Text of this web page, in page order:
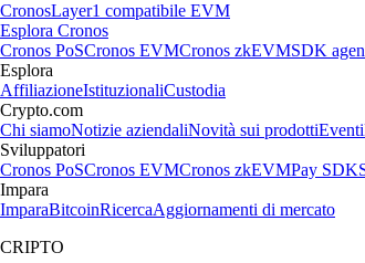
CronosLayer1 compatibile EVM
Esplora Cronos
Cronos PoSCronos EVMCronos zkEVMSDK
Esplora
AffiliazioneIstituzionaliCustodia
Crypto.com
Chi siamoNotizie aziendaliNovità sui prodottiEventi
Sviluppatori
Cronos PoSCronos EVMCronos zkEVMPay SDK
Impara
ImparaBitcoinRicercaAggiornamenti di mercato
CRIPTO